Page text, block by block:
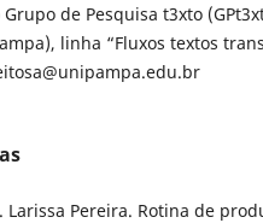
de Pesquisa t3xto
linha “Fluxos textos
Larissa Pereira. Rotina de